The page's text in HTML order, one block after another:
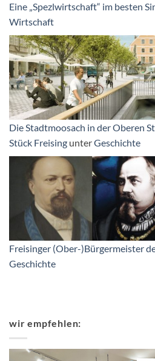
Eine „Spezlwirtschaft“ im besten
Wirtschaft
Die Stadtmoosach in der Oberen
Stück Freising unterGeschichte
Freisinger (Ober-)Bürgermeister
Geschichte
wir empfehlen: